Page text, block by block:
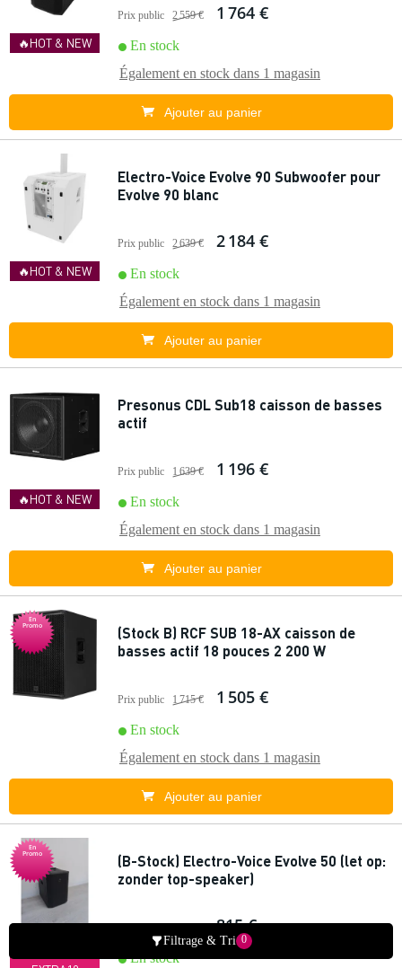
🔥HOT & NEW
Prix public 2 559 € 1 764 €
En stock
Également en stock dans 1 magasin
Ajouter au panier
🔥HOT & NEW
Electro-Voice Evolve 90 Subwoofer pour
Evolve 90 blanc
Prix public 2 639 € 2 184 €
En stock
Également en stock dans 1 magasin
Ajouter au panier
🔥HOT & NEW
Presonus CDL Sub18 caisson de basses
actif
Prix public 1 639 € 1 196 €
En stock
Également en stock dans 1 magasin
Ajouter au panier
En
Promo
(Stock B) RCF SUB 18-AX caisson de
basses actif 18 pouces 2 200 W
Prix public 1 715 € 1 505 €
En stock
Également en stock dans 1 magasin
Ajouter au panier
En
Promo
(B-Stock) Electro-Voice Evolve 50 (let op:
zonder top-speaker)
815 €
En stock
Filtrage & Tri 0